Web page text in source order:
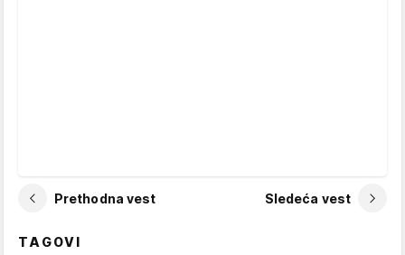
Prethodna vest Sledeća vest
TAGOVI